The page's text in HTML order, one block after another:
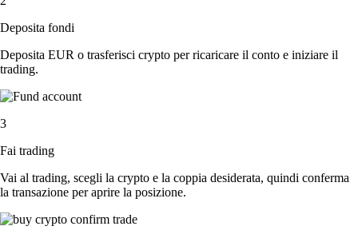
Deposita fondi
Deposita EUR o trasferisci crypto per ricaricare il conto e iniziare il
trading.
3
Fai trading
Vai al trading, scegli la crypto e la coppia desiderata, quindi conferma
la transazione per aprire la posizione.